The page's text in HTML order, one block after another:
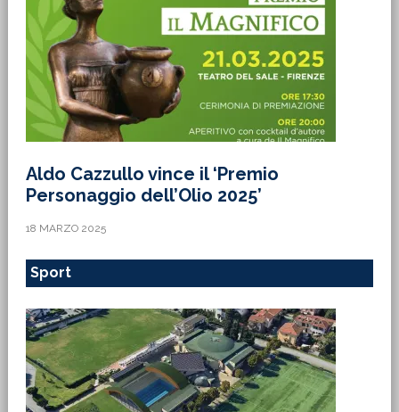
Aldo Cazzullo vince il ‘Premio
Personaggio dell’Olio 2025’
18 MARZO 2025
Sport